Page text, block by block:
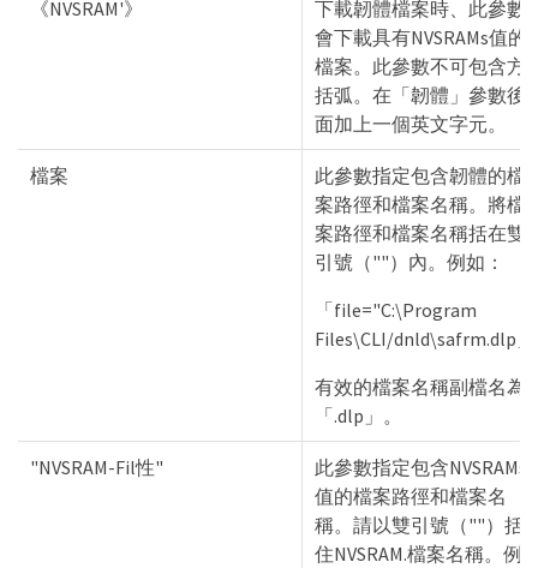
《NVSRAM'》
下載韌體檔案時、此參數
會下載具有NVSRAMs值的
檔案。此參數不可包含方
括弧。在「韌體」參數後
面加上一個英文字元。
檔案
此參數指定包含韌體的檔
案路徑和檔案名稱。將檔
案路徑和檔案名稱括在雙
引號（""）內。例如：
「file="C:\Program
Files\CLI/dnld\safrm.dlp」
有效的檔案名稱副檔名為
「.dlp」。
"NVSRAM-Fil性"
此參數指定包含NVSRAMs
值的檔案路徑和檔案名
稱。請以雙引號（""）括
住NVSRAM.檔案名稱。例